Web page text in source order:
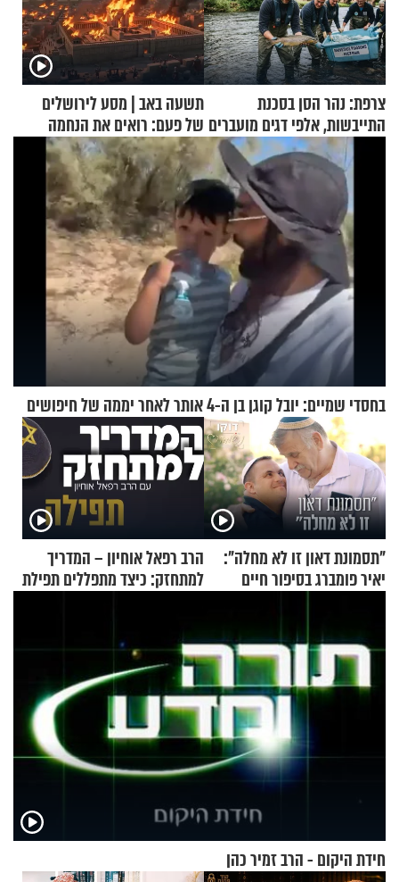
צרפת: נהר הסן בסכנת
התייבשות, אלפי דגים מועברים
במבצעי חילוץ
תשעה באב | מסע לירושלים
של פעם: רואים את הנחמה
בחסדי שמיים: יובל קוגן בן ה-4 אותר לאחר יממה של חיפושים
"תסמונת דאון זו לא מחלה":
יאיר פומברג בסיפור חיים
הרב רפאל אוחיון – המדריך
למתחזק: כיצד מתפללים תפילת
חידת היקום - הרב זמיר כהן